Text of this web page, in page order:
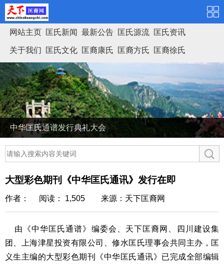
网站主页 匡氏新闻 最新公告 匡氏源流 匡氏资讯
关于我们 匡氏文化 匡裔康氏 匡裔方氏 匡裔徐氏
匡氏家谱
中华匡氏通谱发行典礼大会
大型彩色期刊《中华匡氏通讯》发行在即
作者： 阅读： 1,505 来源：天下匡裔网
由《中华匡氏通谱》编委会、天下匡裔网、四川建设集
团、上海津星投资有限公司、修水匡氏理事会共同主办，匡
义生主编的大型彩色期刊《中华匡氏通讯》已完成全部编辑